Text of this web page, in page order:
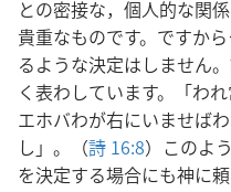
との密接な，個人的な関
貴重なものです。ですか
るような決定はしません
く表わしています。「わ
エホバわが右にいませば
し」。（詩 16:8）このよ
を決定する場合にも神に